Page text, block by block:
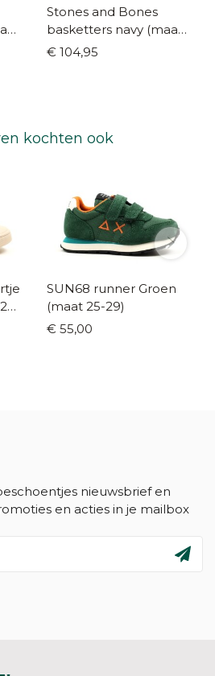
Stones and Bones
basketters navy (maat
25-40)
€ 104,95
kochten ook
SUN68 runner Groen
(maat 25-29)
€ 55,00
nieuwsbrief en
en acties in je mailbox